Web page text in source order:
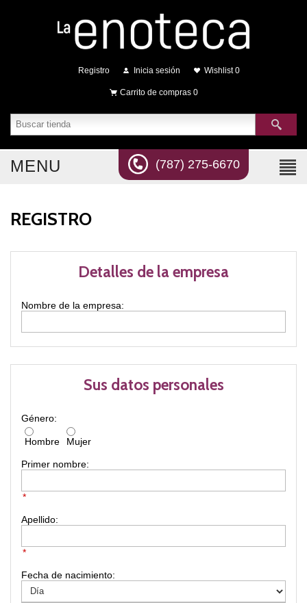
Registro Inicia sesión Wishlist 0
Carrito de compras 0
(787) 275-6670
MENU
REGISTRO
Sus datos personales
Género:
Hombre Mujer
Primer nombre:
*
Apellido:
*
Fecha de nacimiento:
Detalles de la empresa
Nombre de la empresa: